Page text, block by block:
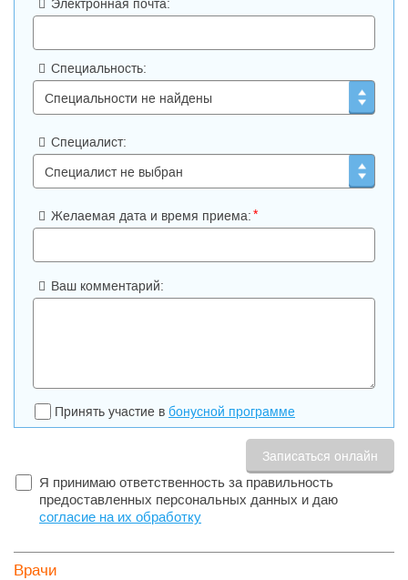
улице открыла свои двери в апреле 2013 года. Она
объединила высококвалифицированных детских специалистов
оториноларингологии, эндокринологии, гематологии, хирургии
и в других областях. В клинике представлены уникальные
специализации, такие как: помощь детям с эпилепсией,
детская психология и психотерапия. Сегодня это
единственное частное детское медицинское учреждение с
За годы своего развития из маленькой «французской» клиники
в историческом центре Москвы EMC превратился в крупный
медицинский холдинг, состоящий из четырех
ежегодно посещают более 250 тысяч пациентов, сделавших
выбор в пользу медицины европейского качества в Москве.
Европы, Израиля и России по 56 медицинским направлениям.
Наряду с расширением медицинских компетенций мы
сохраняем преимущества, сформировавшие за 25 лет
Многопрофильная клиника в Орловском переулке;
Полифункциональный госпиталь на ул. Щепкина;
Детская клиника на ул. Трифоновская;
Европропейский Стоматологический Центр;
Европейская клиника спортивной травматологии и
ортопедии (ECSTO);
Многопрофильный терапевтический и хирургический
стационар;
Гистологическая лаборатория;
Центр женского здоровья и репродуктивных технологий;
Электронная почта:
Специальность:
Специалист:
Желаемая дата и время приема:*
Ваш комментарий:
Принять участие в бонусной программе
Я принимаю ответственность за правильность
предоставленных персональных данных и даю
согласие на их обработку
Врачи